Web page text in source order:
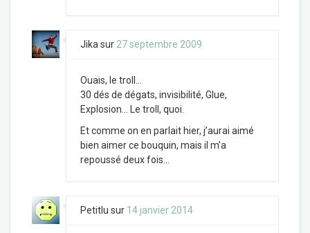
Jika sur 27 septembre 2009
Ouais, le troll…
30 dés de dégats, invisibilité, Glue,
Explosion… Le troll, quoi.
Et comme on en parlait hier, j’aurai aimé
bien aimer ce bouquin, mais il m’a
repoussé deux fois…
Petitlu sur 14 janvier 2014